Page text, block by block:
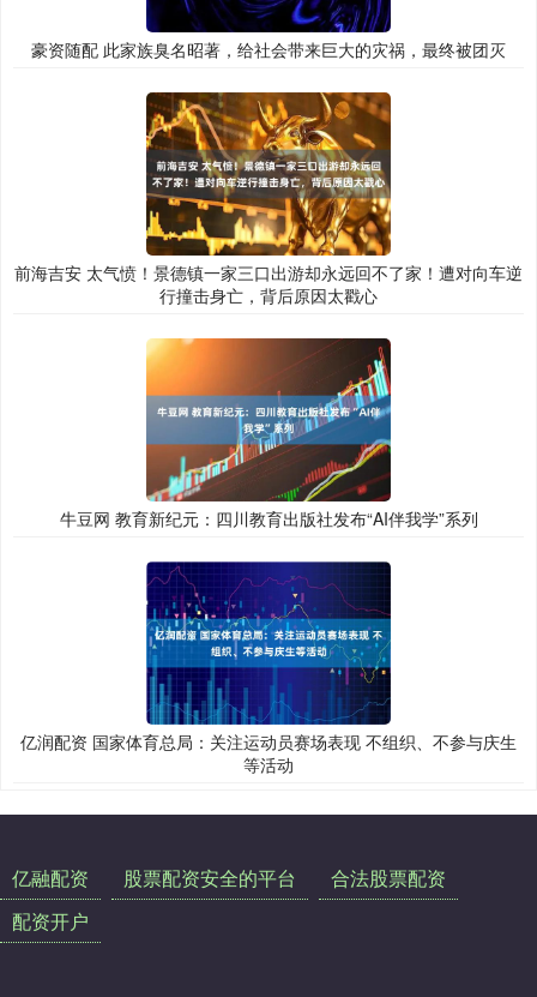
豪资随配 此家族臭名昭著，给社会带来巨大的灾祸，最终被团灭
前海吉安 太气愤！景德镇一家三口出游却永远回不了家！遭对向车逆
行撞击身亡，背后原因太戳心
牛豆网 教育新纪元：四川教育出版社发布“AI伴我学”系列
亿润配资 国家体育总局：关注运动员赛场表现 不组织、不参与庆生
等活动
亿融配资 股票配资安全的平台
合法股票配资
配资开户